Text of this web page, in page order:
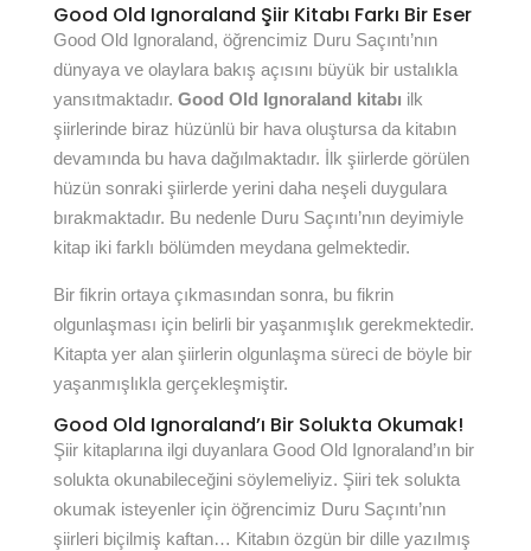
Good Old Ignoraland Şiir Kitabı Farkı Bir Eser
Good Old Ignoraland, öğrencimiz Duru Saçıntı’nın
dünyaya ve olaylara bakış açısını büyük bir ustalıkla
yansıtmaktadır. Good Old Ignoraland kitabı ilk
şiirlerinde biraz hüzünlü bir hava oluştursa da kitabın
devamında bu hava dağılmaktadır. İlk şiirlerde görülen
hüzün sonraki şiirlerde yerini daha neşeli duygulara
bırakmaktadır. Bu nedenle Duru Saçıntı’nın deyimiyle
kitap iki farklı bölümden meydana gelmektedir.
Bir fikrin ortaya çıkmasından sonra, bu fikrin
olgunlaşması için belirli bir yaşanmışlık gerekmektedir.
Kitapta yer alan şiirlerin olgunlaşma süreci de böyle bir
yaşanmışlıkla gerçekleşmiştir.
Good Old Ignoraland’ı Bir Solukta Okumak!
Şiir kitaplarına ilgi duyanlara Good Old Ignoraland’ın bir
solukta okunabileceğini söylemeliyiz. Şiiri tek solukta
okumak isteyenler için öğrencimiz Duru Saçıntı’nın
şiirleri biçilmiş kaftan… Kitabın özgün bir dille yazılmış